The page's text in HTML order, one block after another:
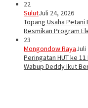
22
SulutJuli 24, 2026
Topang Usaha Petani
Resmikan Program
23
Mongondow RayaJuli
Peringatan HUT ke
Wabup Deddy Ikut